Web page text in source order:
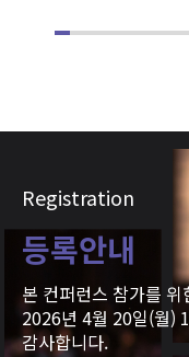
Registration
등록안내
본 컨퍼런스 참가를 위
2026년 4월 20일(월)
감사합니다.